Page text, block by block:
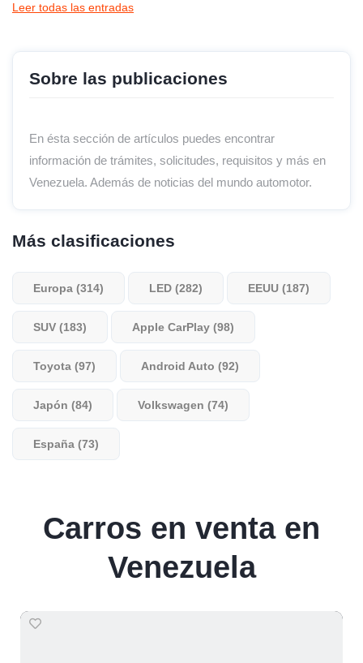
Leer todas las entradas
Sobre las publicaciones
En ésta sección de artículos puedes encontrar
información de trámites, solicitudes, requisitos y más en
Venezuela. Además de noticias del mundo automotor.
Más clasificaciones
Europa (314) LED (282) EEUU (187)
SUV (183) Apple CarPlay (98)
Toyota (97) Android Auto (92)
Japón (84) Volkswagen (74)
España (73)
Carros en venta en
Venezuela